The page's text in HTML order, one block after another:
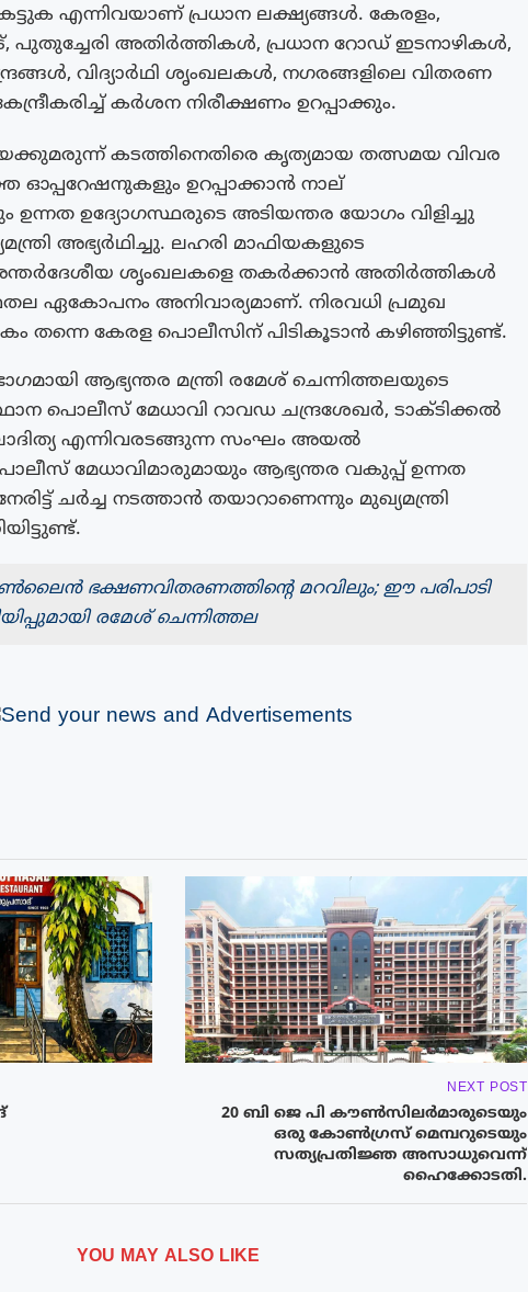
എന്നിവയാണ് പ്രധാന ലക്ഷ്യങ്ങൾ. കേരളം,
പുതുച്ചേരി അതിർത്തികൾ, പ്രധാന റോഡ് ഇടനാഴികൾ,
വിദ്യാർഥി ശൃംഖലകൾ, നഗരങ്ങളിലെ വിതരണ
കർശന നിരീക്ഷണം ഉറപ്പാക്കും.
കടത്തിനെതിരെ കൃത്യമായ തത്സമയ വിവര
ഓപ്പറേഷനുകളും ഉറപ്പാക്കാൻ നാല്
ഉന്നത ഉദ്യോഗസ്ഥരുടെ അടിയന്തര യോഗം വിളിച്ചു
അഭ്യർഥിച്ചു. ലഹരി മാഫിയകളുടെ
ശൃംഖലകളെ തകർക്കാൻ അതിർത്തികൾ
ഏകോപനം അനിവാര്യമാണ്. നിരവധി പ്രമുഖ
തന്നെ കേരള പൊലീസിന് പിടികൂടാൻ കഴിഞ്ഞിട്ടുണ്ട്.
ആഭ്യന്തര മന്ത്രി രമേശ് ചെന്നിത്തലയുടെ
പൊലീസ് മേധാവി റാവഡ ചന്ദ്രശേഖർ, ടാക്ടിക്കൽ
എന്നിവരടങ്ങുന്ന സംഘം അയൽ
മേധാവിമാരുമായും ആഭ്യന്തര വകുപ്പ് ഉന്നത
ചർച്ച നടത്താൻ തയാറാണെന്നും മുഖ്യമന്ത്രി
ഭക്ഷണവിതരണത്തിന്റെ മറവിലും; ഈ പരിപാടി
രമേശ്‌ ചെന്നിത്തല
NEXT POST
20 ബി ജെ പി കൗൺസിലർമാരുടെയും
ഒരു കോൺഗ്രസ് മെമ്പറുടെയും
സത്യപ്രതിജ്ഞ അസാധുവെന്ന്
ഹൈക്കോടതി.
YOU MAY ALSO LIKE